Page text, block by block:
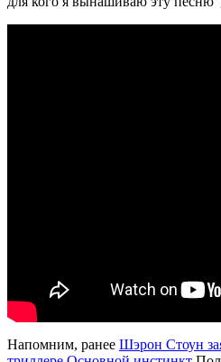
Напомним, ранее Шэрон Стоун